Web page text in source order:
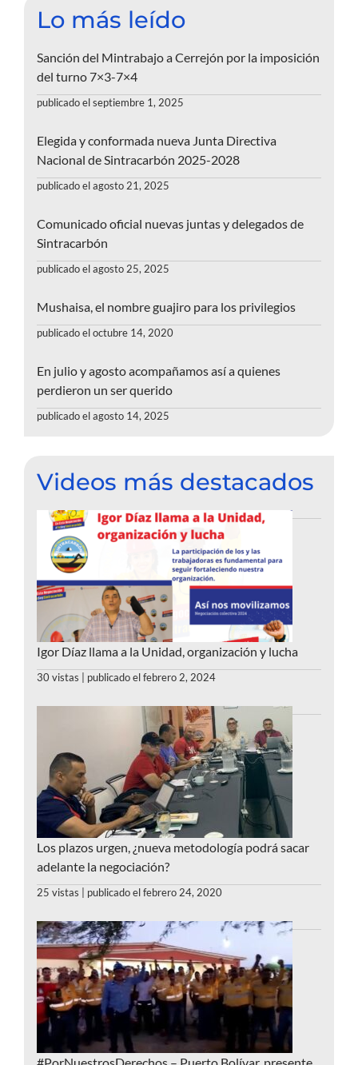
Lo más leído
Sanción del Mintrabajo a Cerrejón por la imposición
del turno 7×3-7×4
publicado el septiembre 1, 2025
Elegida y conformada nueva Junta Directiva
Nacional de Sintracarbón 2025-2028
publicado el agosto 21, 2025
Comunicado oficial nuevas juntas y delegados de
Sintracarbón
publicado el agosto 25, 2025
Mushaisa, el nombre guajiro para los privilegios
publicado el octubre 14, 2020
En julio y agosto acompañamos así a quienes
perdieron un ser querido
publicado el agosto 14, 2025
Videos más destacados
Igor Díaz llama a la Unidad, organización y lucha
30 vistas publicado el febrero 2, 2024
Los plazos urgen, ¿nueva metodología podrá sacar
adelante la negociación?
25 vistas publicado el febrero 24, 2020